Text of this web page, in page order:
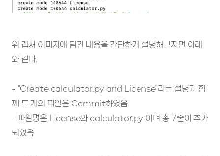
위 캡처 이미지에 담긴 내용을 간단하게 설명해보자면 아래
와 같다.
- "Create calculator.py and License"라는 설명과 함
께 두 개의 파일을 Commit하였음
- 파일명은 License와 calculator.py 이며 총 7줄이 추가
되었음